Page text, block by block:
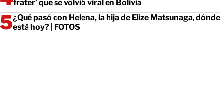
frater’ que se volvió viral en Bolivia
¿Qué pasó con Helena, la hija de Elize Matsunaga, dónde
está hoy? | FOTOS